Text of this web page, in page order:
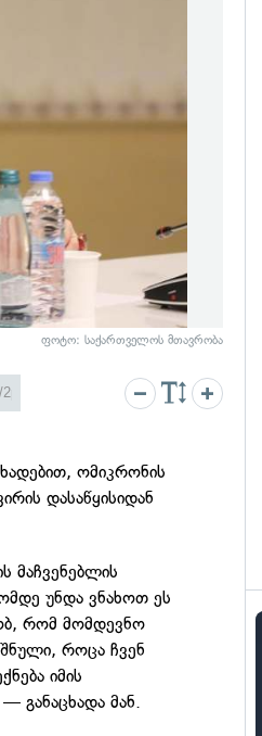
ფოტო: საქართველოს მთავრობა
ომიკრონის
დასაწყისიდან
მაჩვენებლის
უნდა ვნახოთ ეს
რომ მომდევნო
როცა ჩვენ
იმის
განაცხადა მან.